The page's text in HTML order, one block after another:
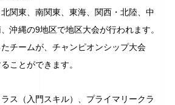
関東、南関東、東海、関西・北陸、中
沖縄の9地区で地区大会が行われます。
チームが、チャンピオンシップ大会
ことができます。
ス（入門スキル）、プライマリークラ